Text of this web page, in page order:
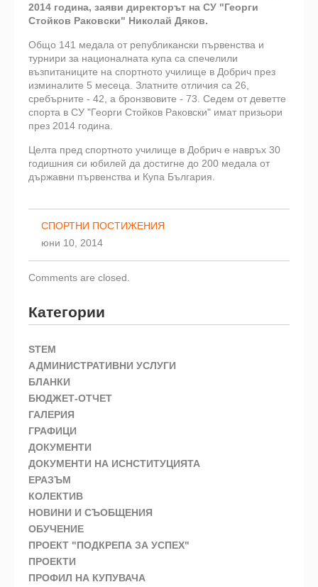
2014 година, заяви директорът на СУ "Георги
Стойков Раковски" Николай Дяков.
Общо 141 медала от републикански първенства и
турнири за националната купа са спечелили
възпитаниците на спортното училище в Добрич през
изминалите 5 месеца. Златните отличия са 26,
сребърните - 42, а бронзвовите - 73. Седем от деветте
спорта в СУ "Георги Стойков Раковски" имат призьори
през 2014 година.
Целта пред спортното училище в Добрич е навръх 30
годишния си юбилей да достигне до 200 медала от
държавни първенства и Купа България.
СПОРТНИ ПОСТИЖЕНИЯ
юни 10, 2014
Comments are closed.
Категории
STEM
АДМИНИСТРАТИВНИ УСЛУГИ
БЛАНКИ
БЮДЖЕТ-ОТЧЕТ
ГАЛЕРИЯ
ГРАФИЦИ
ДОКУМЕНТИ
ДОКУМЕНТИ НА ИСНСТИТУЦИЯТА
ЕРАЗЪМ
КОЛЕКТИВ
НОВИНИ И СЪОБЩЕНИЯ
ОБУЧЕНИЕ
ПРОЕКТ "ПОДКРЕПА ЗА УСПЕХ"
ПРОЕКТИ
ПРОФИЛ НА КУПУВАЧА